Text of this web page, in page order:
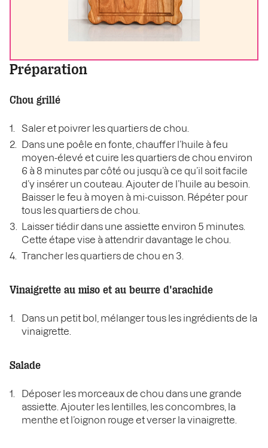
Préparation
Chou grillé
Saler et poivrer les quartiers de chou.
Dans une poêle en fonte, chauffer l’huile à feu
moyen-élevé et cuire les quartiers de chou environ
6 à 8 minutes par côté ou jusqu’à ce qu’il soit facile
d’y insérer un couteau. Ajouter de l’huile au besoin.
Baisser le feu à moyen à mi-cuisson. Répéter pour
tous les quartiers de chou.
Laisser tiédir dans une assiette environ 5 minutes.
Cette étape vise à attendrir davantage le chou.
Trancher les quartiers de chou en 3.
Vinaigrette au miso et au beurre d'arachide
Dans un petit bol, mélanger tous les ingrédients de la
vinaigrette.
Salade
Déposer les morceaux de chou dans une grande
assiette. Ajouter les lentilles, les concombres, la
menthe et l’oignon rouge et verser la vinaigrette.